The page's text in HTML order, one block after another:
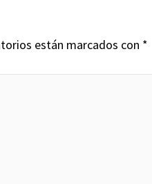
están marcados con *